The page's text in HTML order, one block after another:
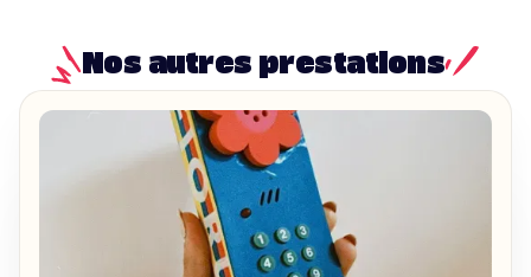
Nos autres prestations